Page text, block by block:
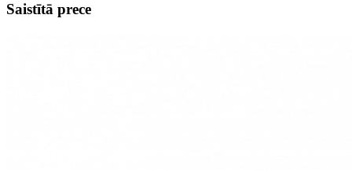
Saistītā prece